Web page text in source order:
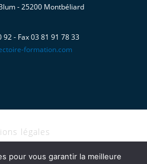
- 25200 Montbéliard
92 - Fax 03 81 91 78 33
formation.com
légales
droits réservés I
pour vous garantir la meilleure